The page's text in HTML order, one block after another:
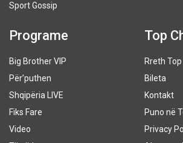
Sport Gossip
Programe
Big Brother VIP
Për’puthen
Shqipëria LIVE
Fiks Fare
Video
Top
Rreth Top
Bileta
Kontakt
Puno në
Privacy